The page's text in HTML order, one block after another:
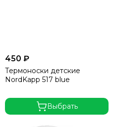
450 ₽
Термоноски детские
NordKapp 517 blue
Выбрать